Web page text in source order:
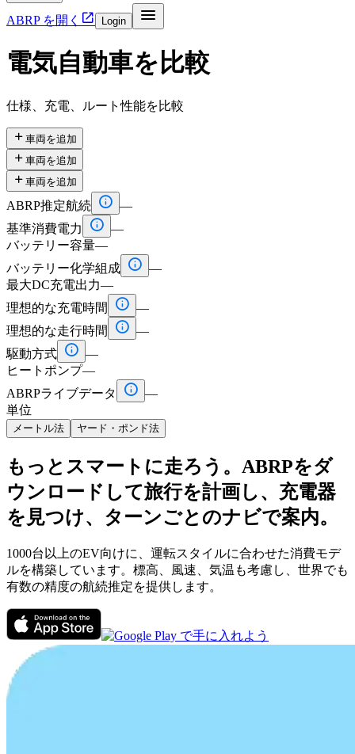
ABRP を開く  Login 
電気自動車を比較
仕様、充電、ルート性能を比較
 車両を追加
 車両を追加
 車両を追加
ABRP推定航続  —
基準消費電力
 —
バッテリー容量—
バッテリー化学組成  —
最大DC充電出力—
理想的な充電時間
 —
理想的な走行時間
 —
駆動方式  —
ヒートポンプ—
ABRPライブデータ
 —
単位
メートル法 ヤード・ポンド法
もっとスマートに走ろう。ABRPをダ
ウンロードして旅行を計画し、充電器
を見つけ、ターンごとのナビで案内。
1000台以上のEV向けに、運転スタイルに合わせた消費モデ
ルを構築しています。標高、風速、気温も考慮し、世界でも
有数の精度の航続推定を提供します。